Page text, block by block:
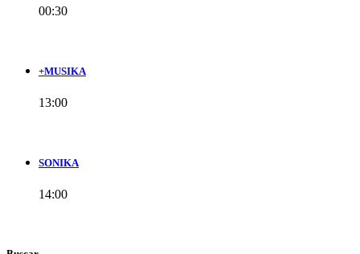
00:30
+MUSIKA
13:00
SONIKA
14:00